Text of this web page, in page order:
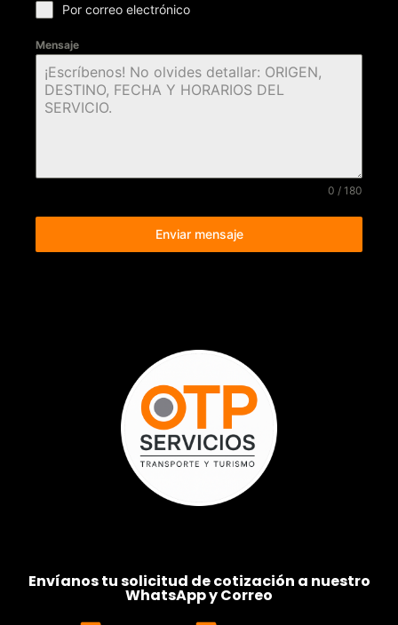
Por correo electrónico
Mensaje
0 / 180
Enviar mensaje
Envíanos tu solicitud de cotización a nuestro
WhatsApp y Correo